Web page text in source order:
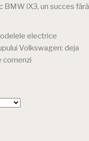
BMW iX3, un succes fără
electrice
Volkswagen: deja